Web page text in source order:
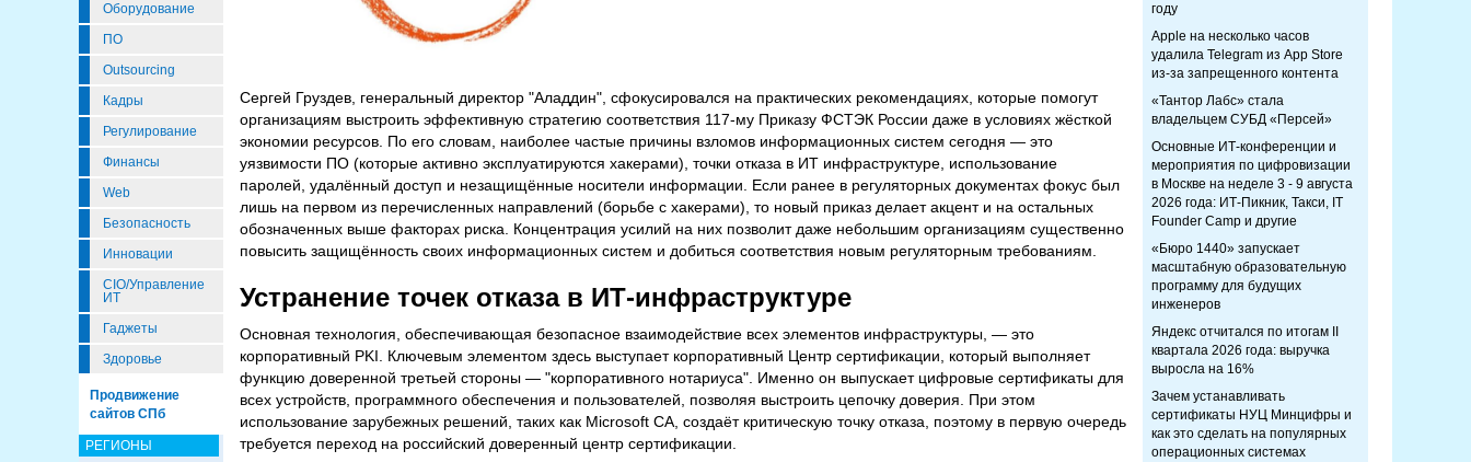
Оборудование
ПО
Outsourcing
Кадры
Регулирование
Финансы
Web
Безопасность
Инновации
CIO/Управление
ИТ
Гаджеты
Здоровье
Продвижение
сайтов СПб
РЕГИОНЫ
Сергей Груздев, генеральный директор "Аладдин", сфокусировался на практических рекомендациях, которые помогут
организациям выстроить эффективную стратегию соответствия 117-му Приказу ФСТЭК России даже в условиях жёсткой
экономии ресурсов. По его словам, наиболее частые причины взломов информационных систем сегодня — это
уязвимости ПО (которые активно эксплуатируются хакерами), точки отказа в ИТ инфраструктуре, использование
паролей, удалённый доступ и незащищённые носители информации. Если ранее в регуляторных документах фокус был
лишь на первом из перечисленных направлений (борьбе с хакерами), то новый приказ делает акцент и на остальных
обозначенных выше факторах риска. Концентрация усилий на них позволит даже небольшим организациям существенно
повысить защищённость своих информационных систем и добиться соответствия новым регуляторным требованиям.
Устранение точек отказа в ИТ-инфраструктуре
Основная технология, обеспечивающая безопасное взаимодействие всех элементов инфраструктуры, — это
корпоративный PKI. Ключевым элементом здесь выступает корпоративный Центр сертификации, который выполняет
функцию доверенной третьей стороны — "корпоративного нотариуса". Именно он выпускает цифровые сертификаты для
всех устройств, программного обеспечения и пользователей, позволяя выстроить цепочку доверия. При этом
использование зарубежных решений, таких как Microsoft CA, создаёт критическую точку отказа, поэтому в первую очередь
требуется переход на российский доверенный центр сертификации.
году
Apple на несколько часов
удалила Telegram из App Store
из-за запрещенного контента
«Тантор Лабс» стала
владельцем СУБД «Персей»
Основные ИТ-конференции и
мероприятия по цифровизации
в Москве на неделе 3 - 9 августа
2026 года: ИТ-Пикник, Такси, IT
Founder Camp и другие
«Бюро 1440» запускает
масштабную образовательную
программу для будущих
инженеров
Яндекс отчитался по итогам II
квартала 2026 года: выручка
выросла на 16%
Зачем устанавливать
сертификаты НУЦ Минцифры и
как это сделать на популярных
операционных системах